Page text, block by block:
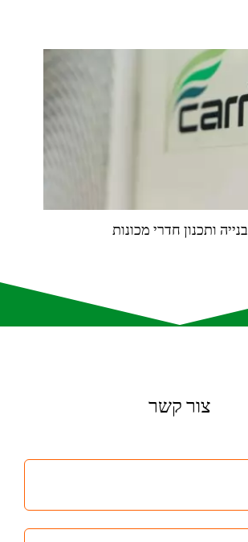
בנייה ותכנון חדרי מכונות
צור קשר